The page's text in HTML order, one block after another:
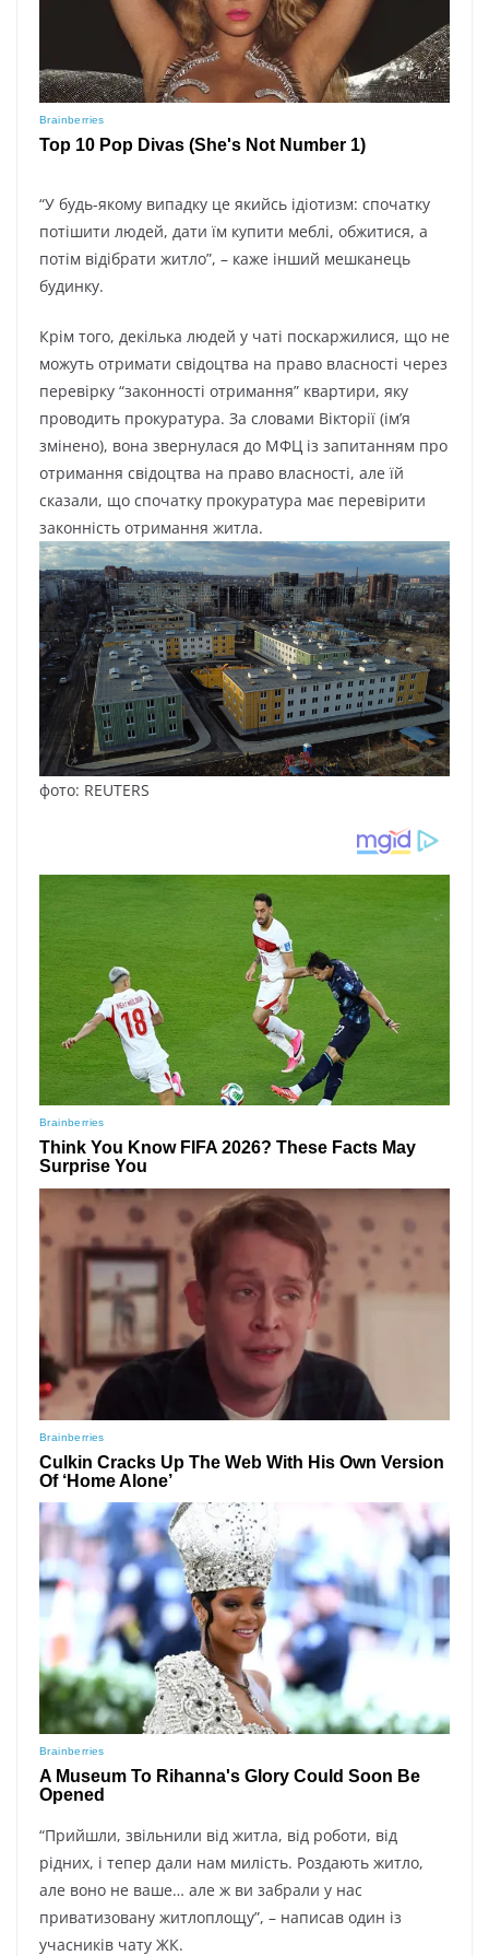
“У будь-якому випадку це якийсь ідіотизм: спочатку
потішити людей, дати їм купити меблі, обжитися, а
потім відібрати житло”, – каже інший мешканець
будинку.
Крім того, декілька людей у чаті поскаржилися, що не
можуть отримати свідоцтва на право власності через
перевірку “законності отримання” квартири, яку
проводить прокуратура. За словами Вікторії (ім’я
змінено), вона звернулася до МФЦ із запитанням про
отримання свідоцтва на право власності, але їй
сказали, що спочатку прокуратура має перевірити
законність отримання житла.
фото: REUTERS
“Прийшли, звільнили від житла, від роботи, від
рідних, і тепер дали нам милість. Роздають житло,
але воно не ваше… але ж ви забрали у нас
приватизовану житлоплощу”, – написав один із
учасників чату ЖК.